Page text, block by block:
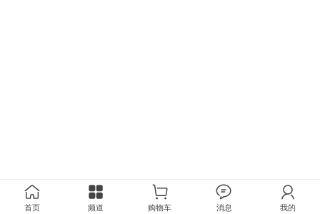
首页 频道 购物车 消息 我的